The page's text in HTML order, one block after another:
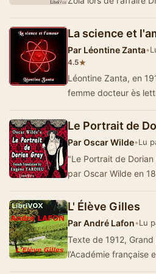
La science et
Par Léontine Zanta•
4.5★
Léontine Zanta, en
femme docteur ès
Le Portrait de
ParOscar Wilde•Lu
"Le Portrait de
par Oscar Wilde en
L' Élève Gilles
ParAndré Lafon•Lu
Texte de 1912,
l’Académie française